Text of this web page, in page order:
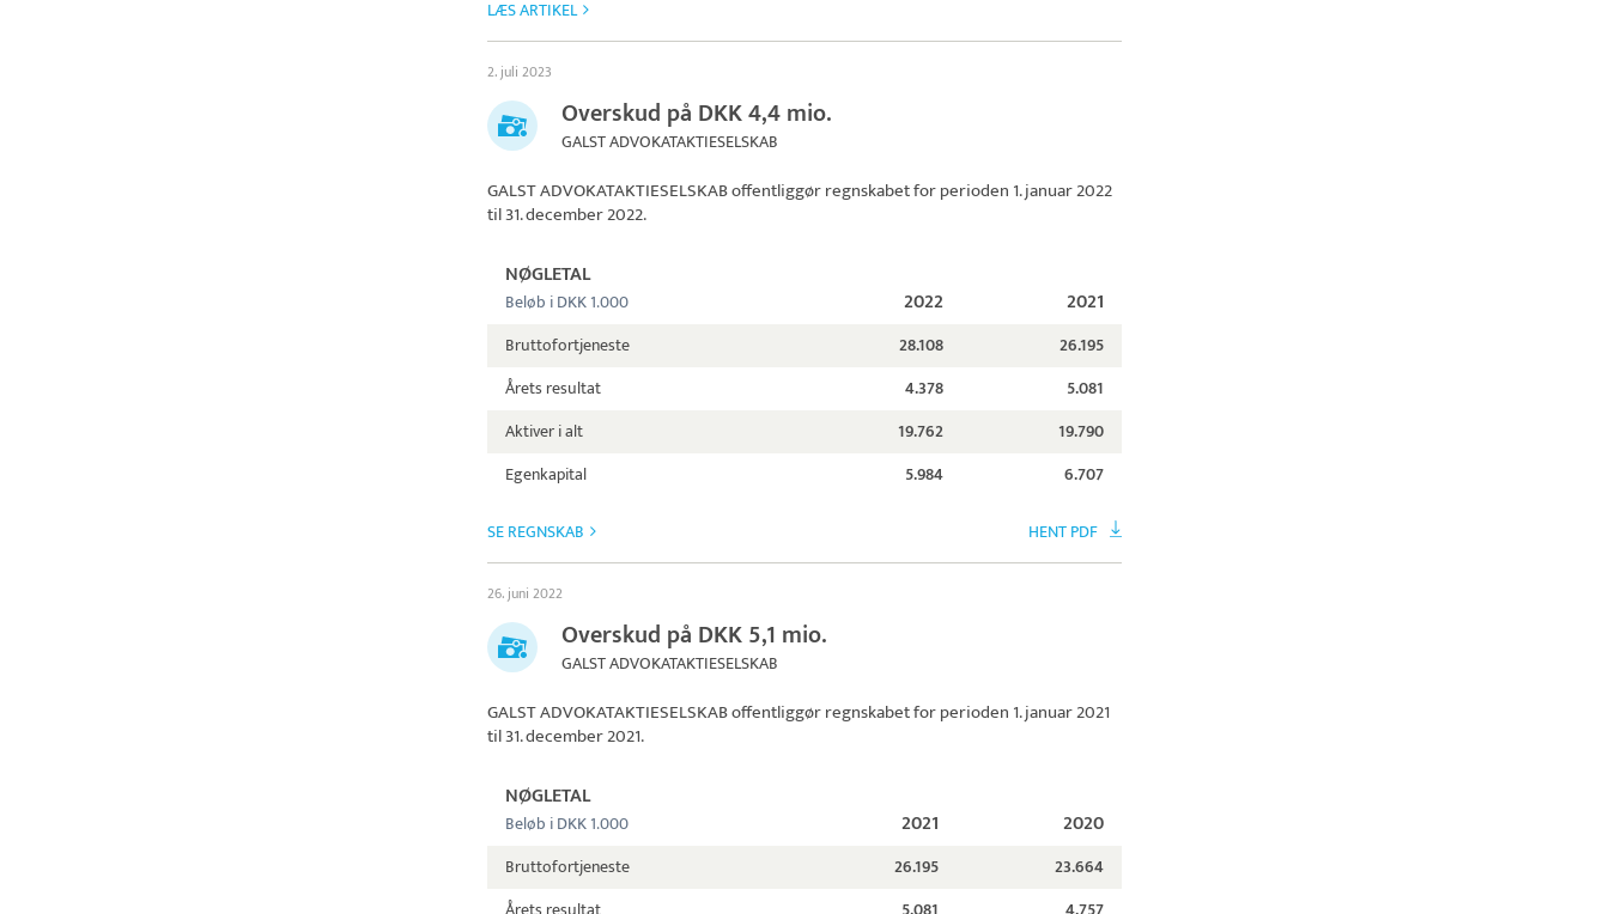
LÆS ARTIKEL
2. juli 2023
Overskud på DKK 4,4 mio.
GALST ADVOKATAKTIESELSKAB
GALST ADVOKATAKTIESELSKABoffentliggør regnskabet for perioden 1. januar 2022
til 31. december 2022.
NØGLETAL
Beløb i DKK 1.000 2022 2021
Bruttofortjeneste 28.108
26.195
Årets resultat
4.378
5.081
Aktiver i alt
19.762
19.790
Egenkapital
5.984 6.707
SE REGNSKAB HENT PDF
26. juni 2022
Overskud på DKK 5,1 mio.
GALST ADVOKATAKTIESELSKAB
GALST ADVOKATAKTIESELSKABoffentliggør regnskabet for perioden 1. januar 2021
til 31. december 2021.
NØGLETAL
Beløb i DKK 1.000 2021 2020
Bruttofortjeneste 26.195
23.664